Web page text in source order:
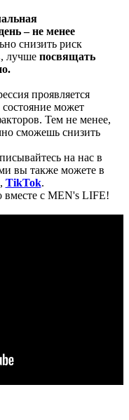
– не менее
снизить риск
лучше посвящать
проявляется
может
Тем не менее,
сможешь снизить
на нас в
вы также можете в
, TikTok.
вместе с MEN's LIFE!